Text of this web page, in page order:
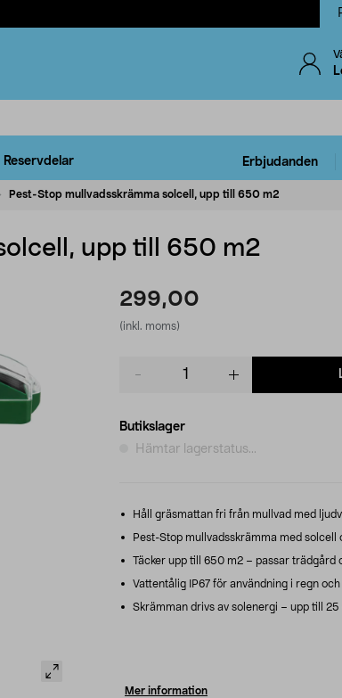
Reservdelar Erbjudanden
Pest-Stop mullvadsskrämma solcell, upp till 650 m2
upp till 650 m2
299,00
(inkl. moms)
Butikslager
Hämtar lagerstatus...
Håll gräsmattan fri från mullvad med
Pest-Stop mullvadsskrämma med
Täcker upp till 650 m2 – passar trädgård
Vattentålig IP67 för användning i regn
Skrämman drivs av solenergi – upp till
Mer information